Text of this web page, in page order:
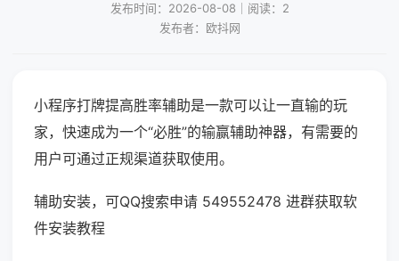
发布时间：2026-08-08｜阅读：2
发布者：欧抖网
小程序打牌提高胜率辅助是一款可以让一直输的玩
家，快速成为一个“必胜”的输赢辅助神器，有需要的
用户可通过正规渠道获取使用。
辅助安装，可QQ搜索申请 549552478 进群获取软
件安装教程